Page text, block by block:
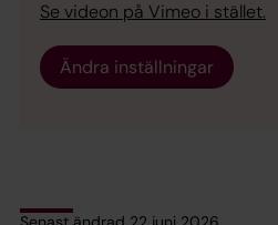
Se videon på Vimeo i stället.
Ändra inställningar